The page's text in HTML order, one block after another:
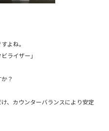
よね。
ライザー」
？
、カウンターバランスにより安定